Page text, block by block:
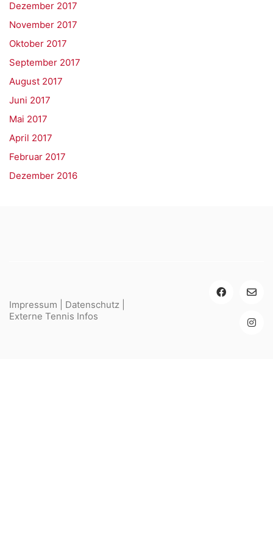
Dezember 2017
November 2017
Oktober 2017
September 2017
August 2017
Juni 2017
Mai 2017
April 2017
Februar 2017
Dezember 2016
Impressum Datenschutz
Externe Tennis Infos